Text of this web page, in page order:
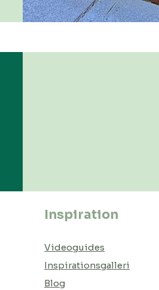
Inspiration
Videoguides
Inspirationsgalleri
Blog